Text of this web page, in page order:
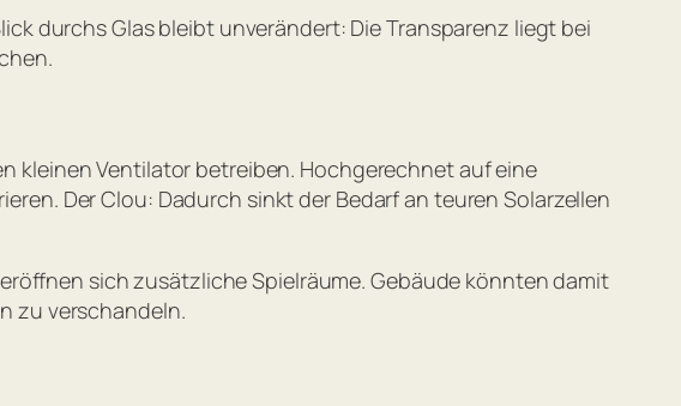
durchs Glas bleibt unverändert: Die Transparenz liegt bei
kleinen Ventilator betreiben. Hochgerechnet auf eine
Der Clou: Dadurch sinkt der Bedarf an teuren Solarzellen
sich zusätzliche Spielräume. Gebäude könnten damit
zu verschandeln.